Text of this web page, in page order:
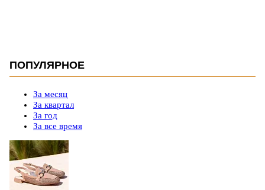
ПОПУЛЯРНОЕ
За месяц
За квартал
За год
За все время